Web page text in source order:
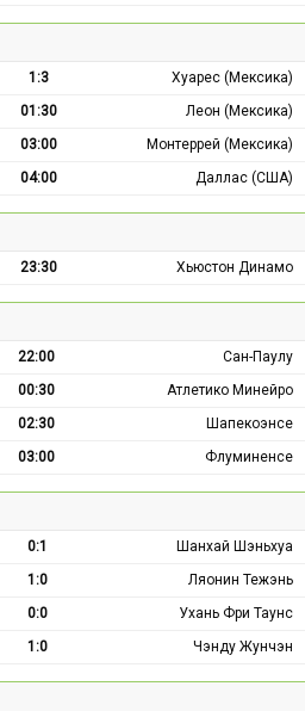
1:3
Хуарес (Мексика)
01:30
Леон (Мексика)
03:00
Монтеррей (Мексика)
04:00 Даллас (США)
23:30 Хьюстон Динамо
22:00
Сан-Паулу
00:30
Атлетико Минейро
02:30
Шапекоэнсе
03:00 Флуминенсе
0:1
Шанхай Шэньхуа
1:0
Ляонин Тежэнь
0:0
Ухань Фри Таунс
1:0 Чэнду Жунчэн